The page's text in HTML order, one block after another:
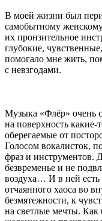
В моей жизни был
самобытному
их пронзительное
глубокие,
помогало мне жить,
с невзгодами.
Музыка «Флёр» очень
на поверхность
оберегаемые от
Голосом вокалисток,
фраз и инструментов.
безвременье и не
воздуха… И в ней
отчаянного хаоса во
безмятежности, к
на светлые мечты. Как